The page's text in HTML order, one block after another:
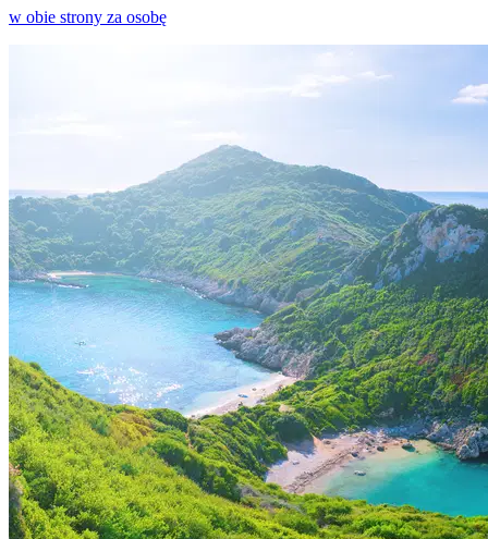
w obie strony za osobę